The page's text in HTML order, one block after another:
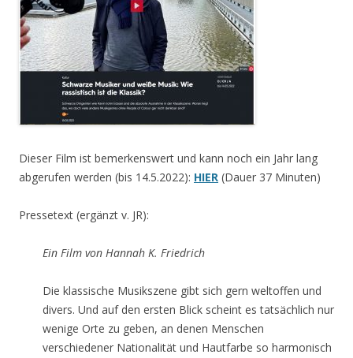
Dieser Film ist bemerkenswert und kann noch ein Jahr lang
abgerufen werden (bis 14.5.2022): HIER (Dauer 37 Minuten)
Pressetext (ergänzt v. JR):
Ein Film von Hannah K. Friedrich
Die klassische Musikszene gibt sich gern weltoffen und
divers. Und auf den ersten Blick scheint es tatsächlich nur
wenige Orte zu geben, an denen Menschen
verschiedener Nationalität und Hautfarbe so harmonisch